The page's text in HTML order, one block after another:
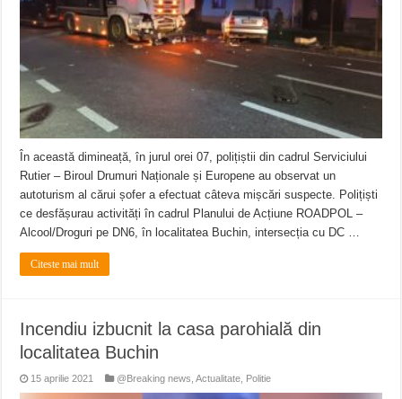
ANUNȚ OPRIRE APĂ în Reșița – avarie – 04.08.2026 – str. Văliugului și
ANUNŢ OPRIRE APĂ în CARANSEBEȘ – 04.08.2026 – avarie – Calea
În această dimineață, în jurul orei 07, polițiștii din cadrul Serviciului
Rutier – Biroul Drumuri Naționale și Europene au observat un
autoturism al cărui șofer a efectuat câteva mișcări suspecte. Polițiști
ce desfășurau activități în cadrul Planului de Acțiune ROADPOL –
Alcool/Droguri pe DN6, în localitatea Buchin, intersecția cu DC …
Citeste mai mult
Incendiu izbucnit la casa parohială din
localitatea Buchin
15 aprilie 2021 @Breaking news ,Actualitate Politie